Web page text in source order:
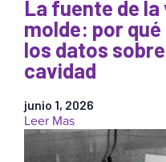
sin
perder
el
control
del
La fuente de la
molde: por
los datos
cavidad
junio 1, 2026
Leer Mas:
La
fuente